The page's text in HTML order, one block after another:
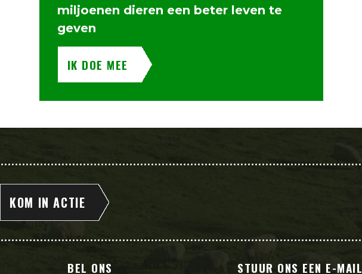
miljoenen dieren een beter leven te
geven
IK DOE MEE
KOM IN ACTIE
BEL ONS STUUR ONS EEN E-MAIL